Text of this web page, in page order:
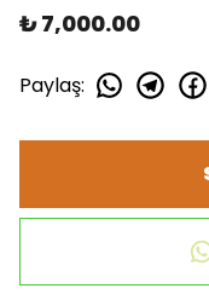
₺ 7,000.00
Paylaş: